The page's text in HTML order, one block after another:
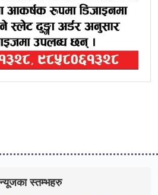
स्तम्भहरु